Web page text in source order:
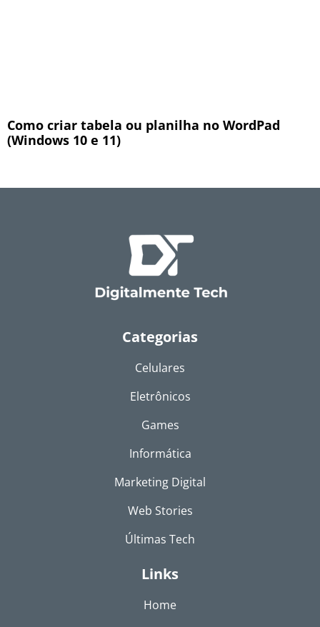
Como criar tabela ou planilha no WordPad
(Windows 10 e 11)
Categorias
Celulares
Eletrônicos
Games
Informática
Marketing Digital
Web Stories
Últimas Tech
Links
Home